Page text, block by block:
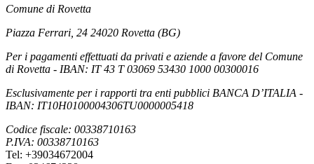
Comune di Rovetta
Piazza Ferrari, 24 24020 Rovetta (BG)
Per i pagamenti effettuati da privati e aziende a favore del Comune
di Rovetta - IBAN: IT 43 T 03069 53430 1000 00300016
Esclusivamente per i rapporti tra enti pubblici BANCA D’ITALIA -
IBAN: IT10H0100004306TU0000005418
Codice fiscale: 00338710163
P.IVA: 00338710163
Tel: +39034672004